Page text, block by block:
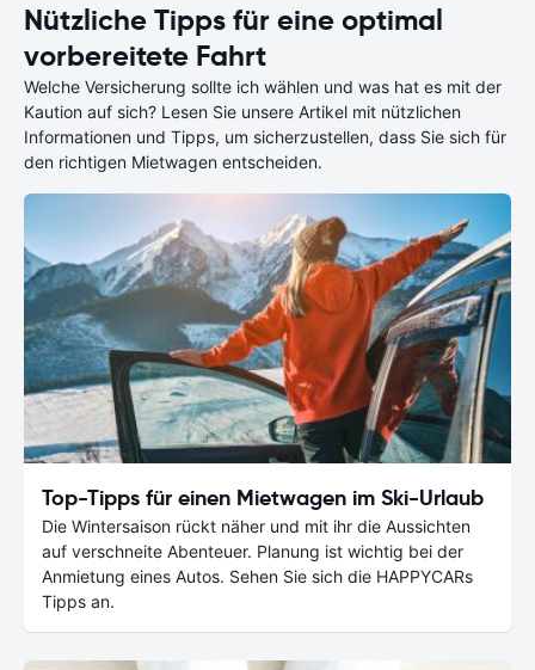
Nützliche Tipps für eine optimal
vorbereitete Fahrt
Welche Versicherung sollte ich wählen und was hat es mit der
Kaution auf sich? Lesen Sie unsere Artikel mit nützlichen
Informationen und Tipps, um sicherzustellen, dass Sie sich für
den richtigen Mietwagen entscheiden.
Top-Tipps für einen Mietwagen im Ski-Urlaub
Die Wintersaison rückt näher und mit ihr die Aussichten
auf verschneite Abenteuer. Planung ist wichtig bei der
Anmietung eines Autos. Sehen Sie sich die HAPPYCARs
Tipps an.